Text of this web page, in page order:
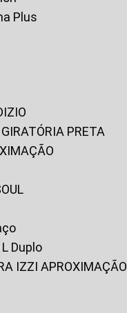
Plus
GIRATÓRIA PRETA
Duplo
IZZI APROXIMAÇÃO